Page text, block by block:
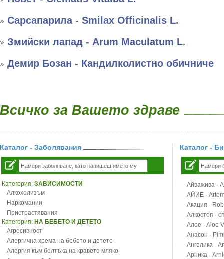
Сарсапарила - Smilax Officinalis L.
Змийски лапад - Arum Maculatum L.
Демир Бозан - Кандилколистно обичниче
Всичко за Вашето здраве
Каталог - Заболявания
Категория: ЗАВИСИМОСТИ
Алкохолизъм
Наркомании
Пристрастявания
Категория: НА БЕБЕТО И ДЕТЕТО
Агресивност
Алергична хрема на бебето и детето
Алергия към белтъка на кравето мляко
Каталог -
Айважива -
АЙИЕ -
Акация -
Алкостоп -
Алое - Aloe
Анасон -
Ангелика -
Арника -